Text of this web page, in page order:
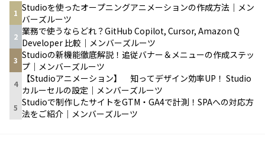
1 Studioを使ったオープニングアニメーションの作成方法｜メン
バーズルーツ
2 業務で使うならどれ？GitHub Copilot, Cursor, Amazon Q
Developer 比較｜メンバーズルーツ
3 Studioの新機能徹底解説！追従バナー＆メニューの作成ステッ
プ｜メンバーズルーツ
4
【Studioアニメーション】 知ってデザイン効率UP！ Studio
カルーセルの設定｜メンバーズルーツ
5 Studioで制作したサイトをGTM・GA4で計測！SPAへの対応方
法をご紹介｜メンバーズルーツ